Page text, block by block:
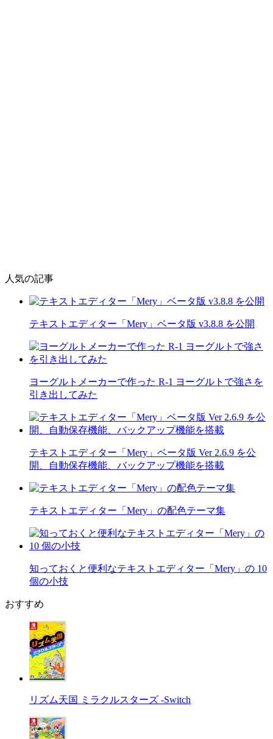
人気の記事
テキストエディター「Mery」ベータ版 v3.8.8 を公開
ヨーグルトメーカーで作った R-1 ヨーグルトで強さを
引き出してみた
テキストエディター「Mery」ベータ版 Ver 2.6.9 を公
開、自動保存機能、バックアップ機能を搭載
テキストエディター「Mery」の配色テーマ集
知っておくと便利なテキストエディター「Mery」の 10
個の小技
おすすめ
リズム天国 ミラクルスターズ -Switch